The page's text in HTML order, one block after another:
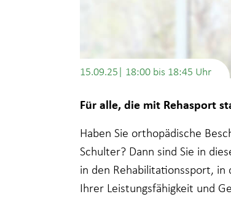
15.09.25| 18:00 bis 18:45
Für alle, die mit Rehasport
Haben Sie orthopädische
Schulter? Dann sind Sie in
in den Rehabilitationssport, in
Ihrer Leistungsfähigkeit und